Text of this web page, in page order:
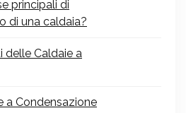
principali di
di una caldaia?
delle Caldaie a
a Condensazione